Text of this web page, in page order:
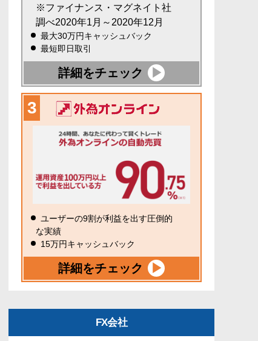
※ファイナンス・マグネイト社
調べ2020年1月～2020年12月
最大30万円キャッシュバック
最短即日取引
詳細をチェック
ユーザーの9割が利益を出す圧倒的
な実績
15万円キャッシュバック
詳細をチェック
FX会社